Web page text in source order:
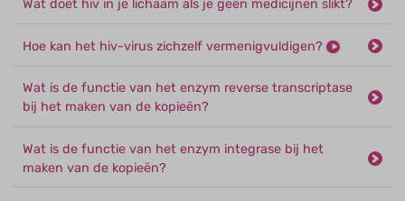
Wat doet hiv in je lichaam als je geen medicijnen slikt?
Hoe kan het hiv-virus zichzelf vermenigvuldigen?
Wat is de functie van het enzym reverse transcriptase
bij het maken van de kopieën?
Wat is de functie van het enzym integrase bij het
maken van de kopieën?